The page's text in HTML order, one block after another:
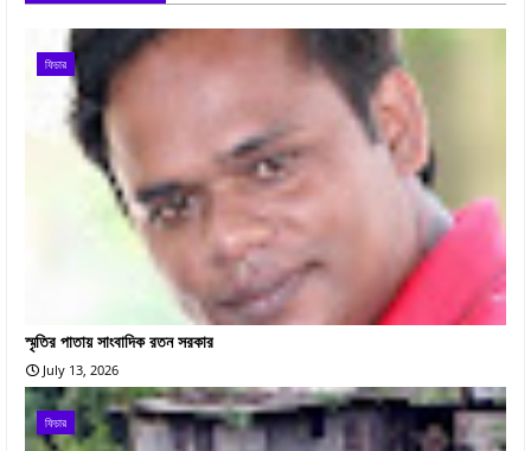
ফিচার
স্মৃতির পাতায় সাংবাদিক রতন সরকার
July 13, 2026
ফিচার